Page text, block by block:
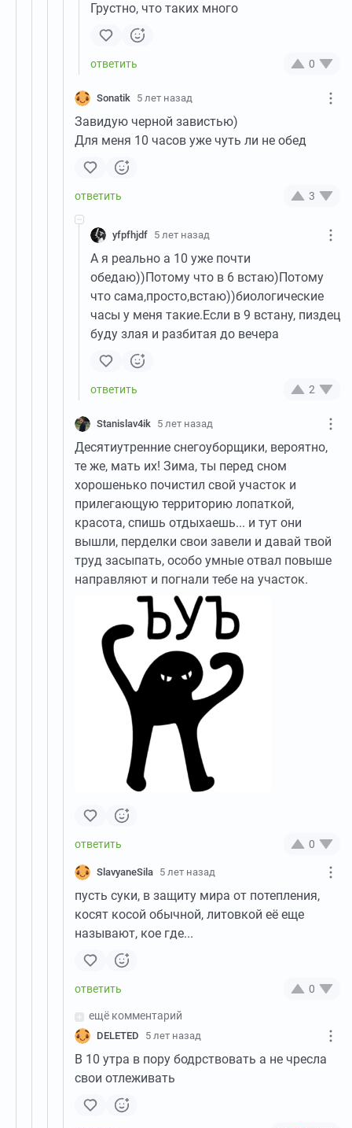
Грустно, что таких много
0
Sonatik 5 лет назад
Завидую черной завистью)
Для меня 10 часов уже чуть ли не обед
3
yfpfhjdf 5 лет назад
А я реально а 10 уже почти
обедаю))Потому что в 6 встаю)Потому
что сама,просто,встаю))биологические
часы у меня такие.Если в 9 встану, пиздец
буду злая и разбитая до вечера
2
Stanislav4ik 5 лет назад
Десятиутренние снегоуборщики, вероятно,
те же, мать их! Зима, ты перед сном
хорошенько почистил свой участок и
прилегающую территорию лопаткой,
красота, спишь отдыхаешь... и тут они
вышли, перделки свои завели и давай твой
труд засыпать, особо умные отвал повыше
направляют и погнали тебе на участок.
0
SlavyaneSila 5 лет назад
пусть суки, в защиту мира от потепления,
косят косой обычной, литовкой её еще
называют, кое где...
0
ещё комментарий
DELETED 5 лет назад
В 10 утра в пору бодрствовать а не чресла
свои отлеживать